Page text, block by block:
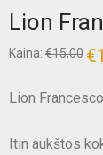
Lion
Kaina: €15,00 €
Lion
Itin aukštos